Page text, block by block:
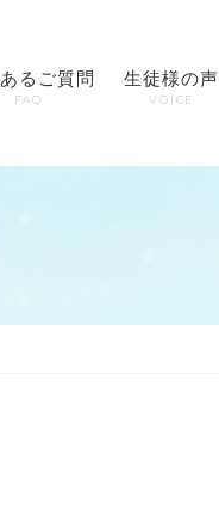
るご質問
FAQ
生徒様の声
VOICE